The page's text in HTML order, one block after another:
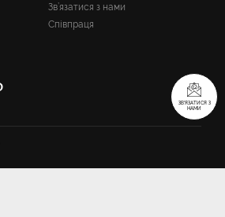
Зв’язатися з нами
Співпраця
ЗВ’ЯЗАТИСЯ З
НАМИ